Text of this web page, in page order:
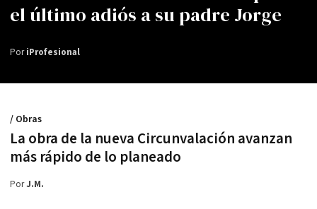
el último adiós a su padre Jorge
PoriProfesional
La obra de la nueva Circunvalación avanzan
más rápido de lo planeado
/ Obras
PorJ.M.